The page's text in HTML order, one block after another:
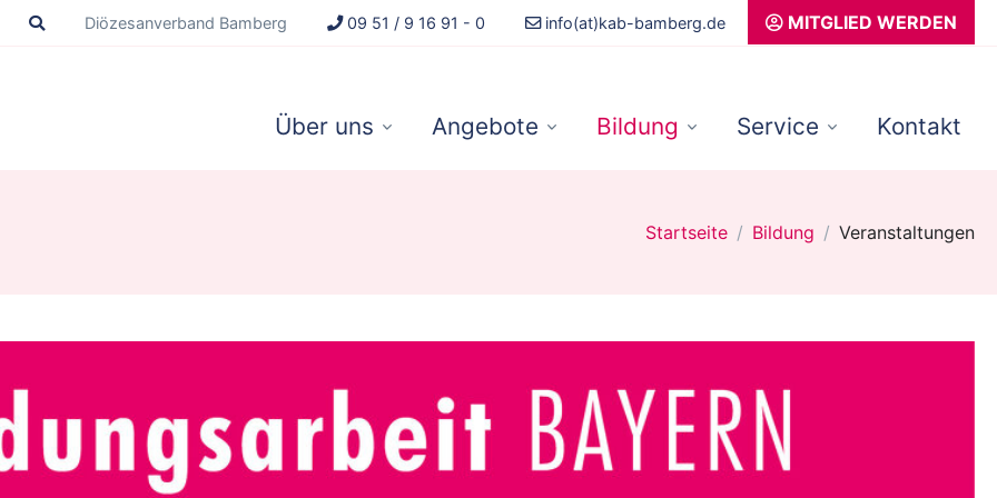
Diözesanverband Bamberg 09 51 / 9 16 91 - 0 info(at)kab-bamberg.de MITGLIED WERDEN
Über uns Angebote Bildung Service Kontakt
Startseite Bildung Veranstaltungen